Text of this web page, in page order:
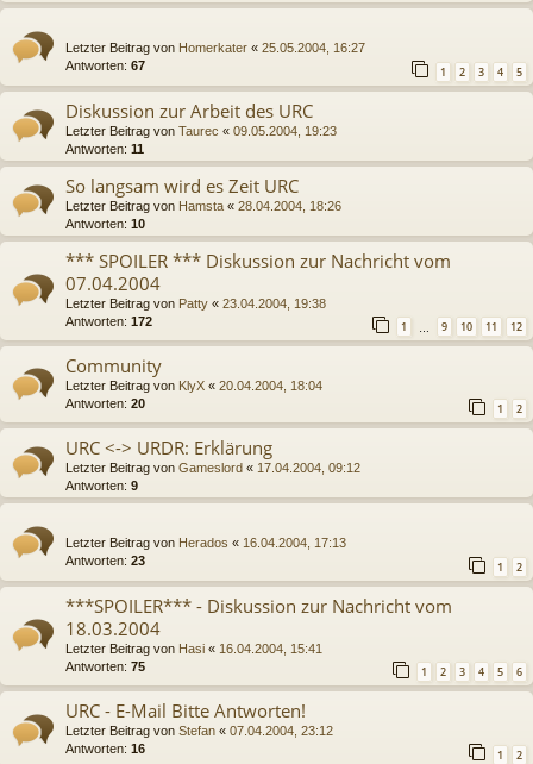
Letzter Beitrag von Homerkater « 25.05.2004, 16:27
Antworten: 67 1 2 3 4 5
Diskussion zur Arbeit des URC
Letzter Beitrag von Taurec « 09.05.2004, 19:23
Antworten: 11
So langsam wird es Zeit URC
Letzter Beitrag von Hamsta « 28.04.2004, 18:26
Antworten: 10
*** SPOILER *** Diskussion zur Nachricht vom
07.04.2004
Letzter Beitrag von Patty « 23.04.2004, 19:38
Antworten: 172 1 9 10 11 12
Community
Letzter Beitrag von KlyX « 20.04.2004, 18:04
Antworten: 20 1 2
URC <-> URDR: Erklärung
Letzter Beitrag von Gameslord « 17.04.2004, 09:12
Antworten: 9
Letzter Beitrag von Herados « 16.04.2004, 17:13
Antworten: 23 1 2
***SPOILER*** - Diskussion zur Nachricht vom
18.03.2004
Letzter Beitrag von Hasi « 16.04.2004, 15:41
Antworten: 75 1 2 3 4 5 6
URC - E-Mail Bitte Antworten!
Letzter Beitrag von Stefan « 07.04.2004, 23:12
Antworten: 16 1 2